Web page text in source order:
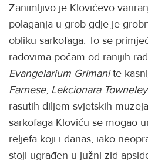
Zanimljivo je Klovićevo
polaganja u grob gdje je
obliku sarkofaga. To se
radovima počam od ranijih
Evangelarium Grimanite
Farnese, Lekcionara Towneley
rasutih diljem svjetskih
sarkofaga Kloviću se mogao
reljefa koji i danas, iako
stoji ugrađen u južni zid